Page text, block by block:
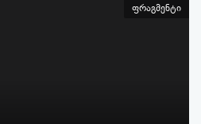
ფრაგმენტი